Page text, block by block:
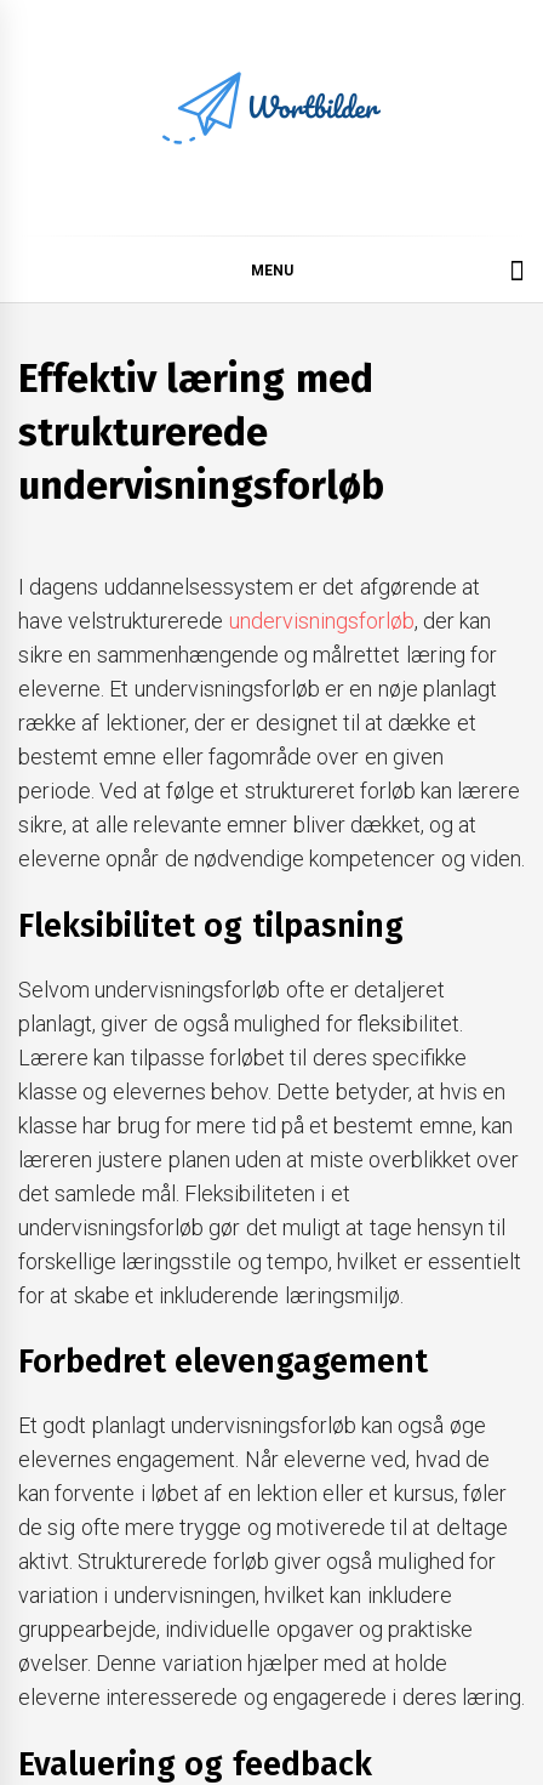
MENU
Effektiv læring med
strukturerede
undervisningsforløb
I dagens uddannelsessystem er det afgørende at
have velstrukturerede undervisningsforløb, der kan
sikre en sammenhængende og målrettet læring for
eleverne. Et undervisningsforløb er en nøje planlagt
række af lektioner, der er designet til at dække et
bestemt emne eller fagområde over en given
periode. Ved at følge et struktureret forløb kan lærere
sikre, at alle relevante emner bliver dækket, og at
eleverne opnår de nødvendige kompetencer og viden.
Fleksibilitet og tilpasning
Selvom undervisningsforløb ofte er detaljeret
planlagt, giver de også mulighed for fleksibilitet.
Lærere kan tilpasse forløbet til deres specifikke
klasse og elevernes behov. Dette betyder, at hvis en
klasse har brug for mere tid på et bestemt emne, kan
læreren justere planen uden at miste overblikket over
det samlede mål. Fleksibiliteten i et
undervisningsforløb gør det muligt at tage hensyn til
forskellige læringsstile og tempo, hvilket er essentielt
for at skabe et inkluderende læringsmiljø.
Forbedret elevengagement
Et godt planlagt undervisningsforløb kan også øge
elevernes engagement. Når eleverne ved, hvad de
kan forvente i løbet af en lektion eller et kursus, føler
de sig ofte mere trygge og motiverede til at deltage
aktivt. Strukturerede forløb giver også mulighed for
variation i undervisningen, hvilket kan inkludere
gruppearbejde, individuelle opgaver og praktiske
øvelser. Denne variation hjælper med at holde
eleverne interesserede og engagerede i deres læring.
Evaluering og feedback